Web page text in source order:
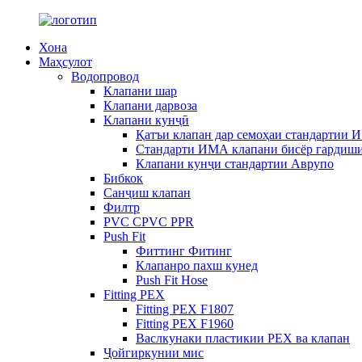
Хона
Маҳсулот
Водопровод
Клапани шар
Клапани дарвоза
Клапани кунҷӣ
Қатъи клапан дар семоҳаи стандартии
Стандарти ИМА клапани бисёр
Клапани кунҷи стандартии Аврупо
Бибкок
Санҷиш клапан
Филтр
PVC CPVC PPR
Push Fit
Фиттинг Фитинг
Клапанро пахш кунед
Push Fit Hose
Fitting PEX
Fitting PEX F1807
Fitting PEX F1960
Васлкунаки пластикии PEX ва клапан
Ҷойгиркунии мис